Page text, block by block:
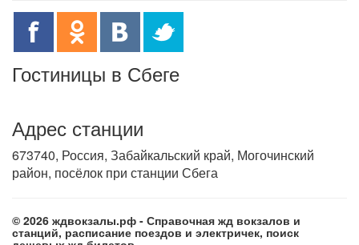
Гостиницы в Сбеге
Адрес станции
673740, Россия, Забайкальский край, Могочинский
район, посёлок при станции Сбега
© 2026 ждвокзалы.рф - Справочная жд вокзалов и
станций, расписание поездов и электричек, поиск